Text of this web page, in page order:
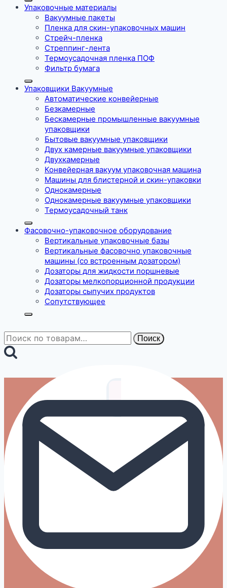
Упаковочные материалы
Вакуумные пакеты
Пленка для скин-упаковочных машин
Стрейч-пленка
Стреппинг-лента
Термоусадочная пленка ПОФ
Фильтр бумага
Упаковщики Вакуумные
Автоматические конвейерные
Безкамерные
Бескамерные промышленные вакуумные
упаковщики
Бытовые вакуумные упаковщики
Двух камерные вакуумные упаковщики
Двухкамерные
Конвейерная вакуум упаковочная машина
Машины для блистерной и скин-упаковки
Однокамерные
Однокамерные вакуумные упаковщики
Термоусадочный танк
Фасовочно-упаковочное оборудование
Вертикальные упаковочные базы
Вертикальные фасовочно упаковочные
машины (со встроенным дозатором)
Дозаторы для жидкости поршневые
Дозаторы мелкопорционной продукции
Дозаторы сыпучих продуктов
Сопутствующее
Искать: Поиск